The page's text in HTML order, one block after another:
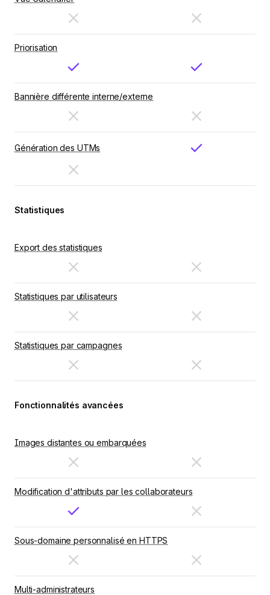
Priorisation
Bannière différente interne/externe
Génération des UTMs
Statistiques
Export des statistiques
Statistiques par utilisateurs
Statistiques par campagnes
Fonctionnalités avancées
Images distantes ou embarquées
Modification d'attributs par les collaborateurs
Sous-domaine personnalisé en HTTPS
Multi-administrateurs